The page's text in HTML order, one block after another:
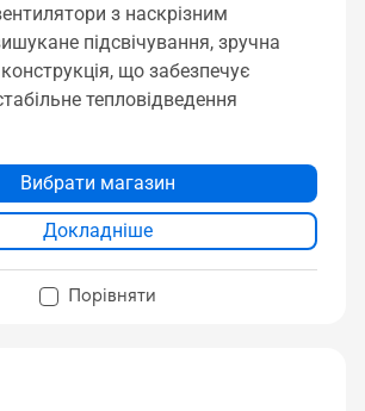
з наскрізним
підсвічування, зручна
що забезпечує
тепловідведення
Вибрати магазин
Докладніше
Порівняти